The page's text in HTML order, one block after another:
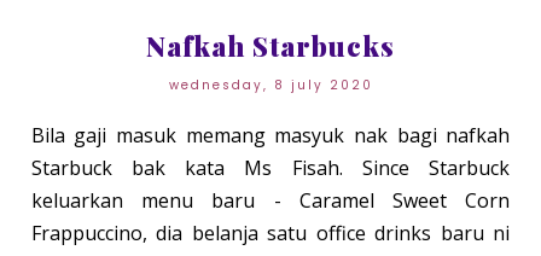
Nafkah Starbucks
wednesday, 8 july 2020
Bila gaji masuk memang masyuk nak bagi nafkah
Starbuck bak kata Ms Fisah. Since Starbuck
keluarkan menu baru - Caramel Sweet Corn
Frappuccino, dia belanja satu office drinks baru ni